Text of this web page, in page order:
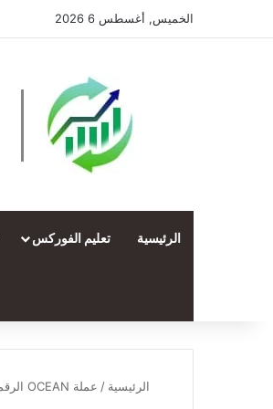
الخميس, أغسطس 6 2026
الرئيسية تعليم الفوركس
الرئيسية / عملة OCEAN الرقمية